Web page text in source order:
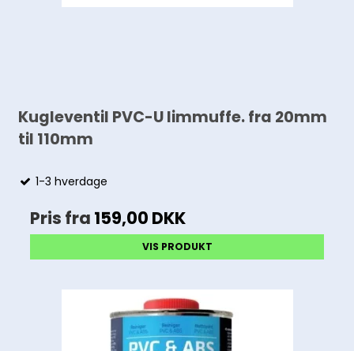
Kugleventil PVC-U limmuffe. fra 20mm
til 110mm
1-3 hverdage
Pris fra 159,00 DKK
VIS PRODUKT